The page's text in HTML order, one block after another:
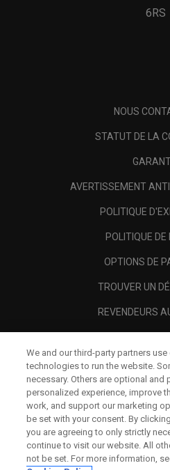
6RS
NOUS
STATUT DE LA
AVERTISSEMENT
POLITIQUE
POLITIQUE DE
OPTIONS DE
TROUVER UN
REVENDEURS
A
MENTIONS
We and our third-party partners
technologies to run the website.
necessary. Others are optional and
personalized experience, improve
work, and support our marketing
be set with your consent. By
you are agreeing to only strictly
continue to visit our website. All
not be set. For more information,